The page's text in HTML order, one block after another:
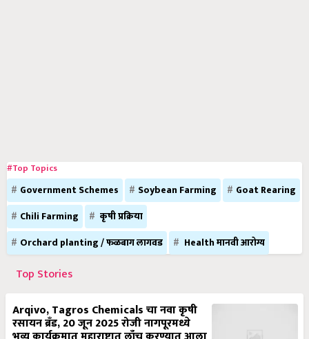
#Top Topics
Government Schemes Soybean Farming
Goat Rearing
Chili Farming
कृषी प्रक्रिया
Orchard planting / फळबाग लागवड
Health मानवी आरोग्य
Top Stories
Arqivo, Tagros Chemicals चा नवा कृषी
रसायन ब्रँड, 20 जून 2025 रोजी नागपूरमध्ये